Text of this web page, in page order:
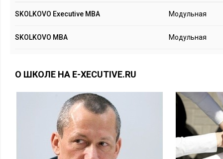
SKOLKOVO Executive MBA Модульная
SKOLKOVO MBA Модульная
О ШКОЛЕ НА E-XECUTIVE.RU